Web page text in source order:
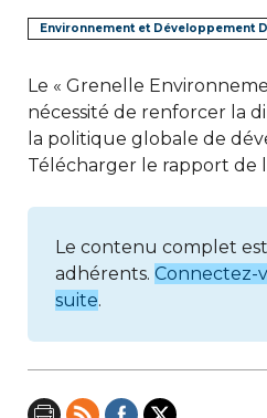
Environnement et Développement
Le « Grenelle
nécessité de renforcer la
la politique globale de
Télécharger le rapport de
Le contenu complet
adhérents. Connectez-
suite.